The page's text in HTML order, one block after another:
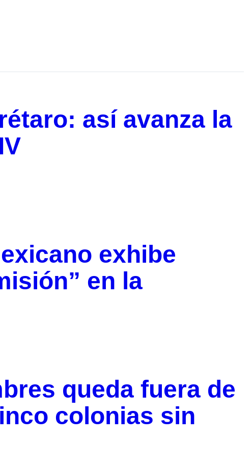
así avanza la
exhibe
en la
queda fuera de
colonias sin